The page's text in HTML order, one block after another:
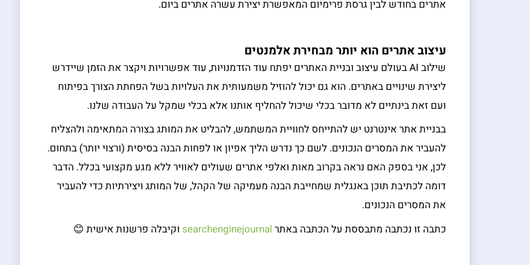
אתרים בחודש לבין גרסת פרימיום המאפשרת יצירת עשרה אתרים ביום.
עיצוב אתרים הוא יותר מבחירת אלמנטים
שילוב AI בעולם עיצוב ובניית האתרים יפתח עוד הזדמנויות, עוד אפשרויות ויקצר את הזמן שיידרש
ליצירת שינויים באתרים. הוא גם יכול להוזיל משמעותית את העלויות בשל הפחתת הצורך בפיתוח
ועם זאת בינתיים לא מדובר בכלי שיכול להחליף אותנו אלא בכלי שמקל על העבודה שלנו.
בבניית אתר אינטרנט יש להתייחס לחוויית המשתמש, להבליט את המותג בצורה המתאימה ולהצליח
להעביר את המסרים הנכונים. לשם כך נדרש הליך אפיון או לפחות הבנה בסיסית (ורצוי יותר) בתחום.
לכן, אני בספק האם נראה בקרוב מאות ואלפי אתרים שעולים לאוויר ללא מגע מקצועי בכלל. הדבר
דומה לכתיבת תוכן באנגלית שמחייבת הבנה מעמיקה של הקהל, של המותג ויצירתיות כדי להעביר
את המסרים הנכונים.
כתבה זו נכתבה מתבססת על הכתבה באתר searchenginejournal וקיבלה פרשנות אישית 😊